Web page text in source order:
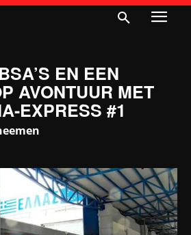
EN EEN
AVONTUUR MET
EXPRESS #1